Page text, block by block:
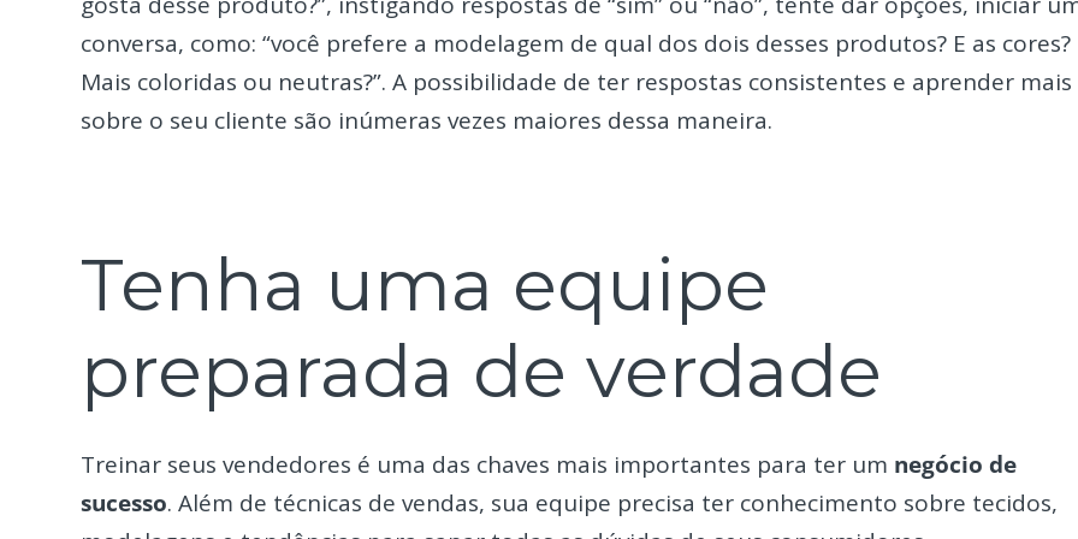
conversa, como: “você prefere a modelagem de qual dos dois desses produtos? E as cores?
Mais coloridas ou neutras?”. A possibilidade de ter respostas consistentes e aprender mais
sobre o seu cliente são inúmeras vezes maiores dessa maneira.
Tenha uma equipe
preparada de verdade
Treinar seus vendedores é uma das chaves mais importantes para ter um negócio de
sucesso. Além de técnicas de vendas, sua equipe precisa ter conhecimento sobre tecidos,